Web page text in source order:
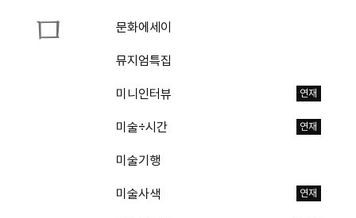
ㅁ 문화에세이
뮤지엄특집
미니인터뷰 연재
미술÷시간 연재
미술기행
미술사색 연재